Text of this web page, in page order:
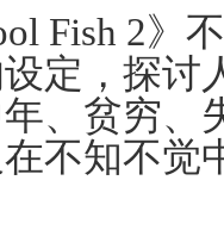
Fish 2》
定，探讨
年、贫穷
不知不觉